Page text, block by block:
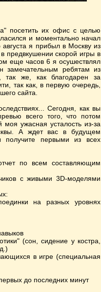
посетить их офис с целью
и моментально начал
я прибыл в Москву из
предвкушении скорой игры в
еще часов 6 я осушествлял
замечательным ребятам из
так же, как благодарен за
так как, в первую очередь,
сайта.
Сегодня, как вы
всего того, что потом
ужасная усталость из-за
А ждет вас в будущем
первыми из всех
по всем составляющим
с живыми 3D-моделями
на разных уровнях
(сон, сидение у костра,
в игре (специальная
до последних минут